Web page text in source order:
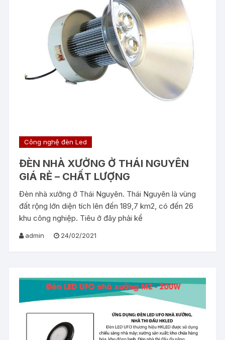
Công nghệ đèn Led
ĐÈN NHÀ XƯỞNG Ở THÁI NGUYÊN
GIÁ RẺ – CHẤT LƯỢNG
Đèn nhà xưởng ở Thái Nguyên. Thái Nguyên là vùng
đất rộng lớn diện tích lên đến 189,7 km2, có đến 26
khu công nghiệp. Tiêu ở đây phải kể
admin 24/02/2021